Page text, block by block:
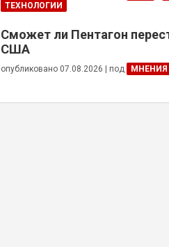
ТЕХНОЛОГИИ
Сможет ли Пентагон
США
опубликовано 07.08.2026 под МНЕНИЯ